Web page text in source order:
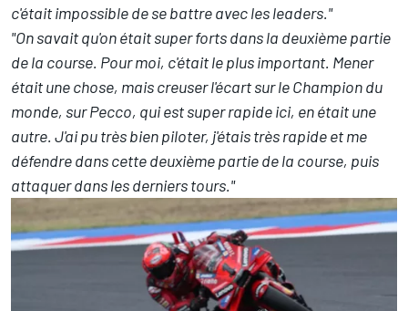
c'était impossible de se battre avec les leaders."
"On savait qu'on était super forts dans la deuxième partie
de la course. Pour moi, c'était le plus important. Mener
était une chose, mais creuser l'écart sur le Champion du
monde, sur Pecco, qui est super rapide ici, en était une
autre. J'ai pu très bien piloter, j'étais très rapide et me
défendre dans cette deuxième partie de la course, puis
attaquer dans les derniers tours."